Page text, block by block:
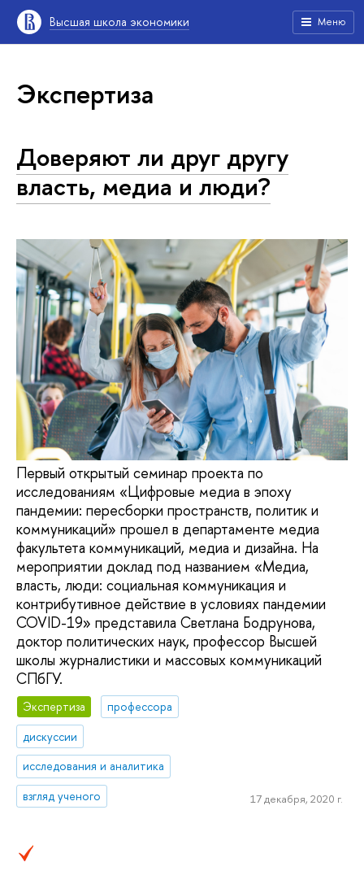
Высшая школа экономики Меню
Экспертиза
Доверяют ли друг другу
власть, медиа и люди?
Первый открытый семинар проекта по
исследованиям «Цифровые медиа в эпоху
пандемии: пересборки пространств, политик и
коммуникаций» прошел в департаменте медиа
факультета коммуникаций, медиа и дизайна. На
мероприятии доклад под названием «Медиа,
власть, люди: социальная коммуникация и
контрибутивное действие в условиях пандемии
COVID-19» представила Светлана Бодрунова,
доктор политических наук, профессор Высшей
школы журналистики и массовых коммуникаций
СПбГУ.
Экспертиза
профессора
дискуссии
исследования и аналитика
взгляд ученого
17 декабря, 2020 г.